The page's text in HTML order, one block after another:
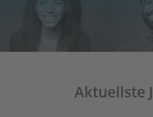
Aktuellste